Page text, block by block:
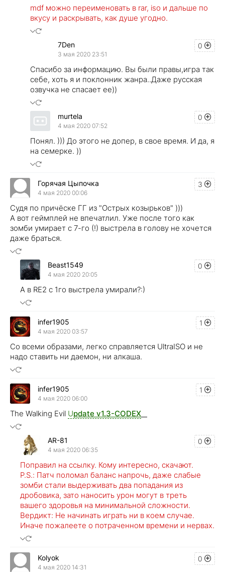
mdf можно переименовать в rar, iso и дальше по
вкусу и раскрывать, как душе угодно.
0
7Den
3 мая 2020 23:51
Спасибо за информацию. Вы были правы,игра так
себе, хоть я и поклонник жанра..Даже русская
озвучка не спасает ее))
0
murtela
4 мая 2020 07:52
Понял. ))) До этого не допер, в свое время. И да, я
на семерке. ))
3
Горячая Цыпочка
4 мая 2020 00:06
Судя по причёске ГГ из "Острых козырьков" )))
А вот геймплей не впечатлил. Уже после того как
зомби умирает с 7-го (!) выстрела в голову не хочется
даже браться.
0
Beast1549
4 мая 2020 20:05
А в RE2 с 1го выстрела умирали?:)
1
infer1905
4 мая 2020 03:57
Со всеми образами, легко справляется UltraISO и не
надо ставить ни даемон, ни алкаша.
1
infer1905
4 мая 2020 06:00
The Walking Evil Update v1.3-CODEX
0
AR-81
4 мая 2020 06:35
Поправил на ссылку. Кому интересно, скачают.
P.S.: Патч поломал баланс напрочь, даже слабые
зомби стали выдерживать два попадания из
дробовика, зато наносить урон могут в треть
вашего здоровья на минимальной сложности.
Вердикт: Не начинать играть ни в коем случае.
Иначе пожалеете о потраченном времени и нервах.
0
Kolyok
4 мая 2020 14:31